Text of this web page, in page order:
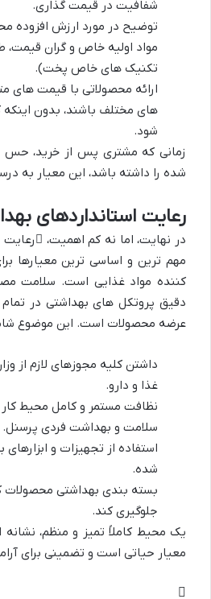
شفافیت در قیمت گذاری.
توضیح در مورد ارزش افزوده
مواد اولیه خاص و گران قیمت،
تکنیک های خاص پخت).
ارائه محصولاتی با قیمت های
های مختلف باشند، بدون
شود.
زمانی که مشتری پس از خرید، حس
شده را داشته باشد، این معیار به
رعایت استانداردهای
در نهایت، اما نه کم اهمیت، رعایت
مهم ترین و اساسی ترین معیارها
کننده مواد غذایی است. سلامت
دقیق پروتکل های بهداشتی در تمام
عرضه محصولات است. این موضوع
داشتن کلیه مجوزهای لازم از
غذا و دارو.
نظافت مستمر و کامل محیط کار
سلامت و بهداشت فردی پرسنل.
استفاده از تجهیزات و
شده.
بسته بندی بهداشتی محصولات
جلوگیری کند.
یک محیط کاملاً تمیز و منظم،
معیار حیاتی است و تضمینی برای